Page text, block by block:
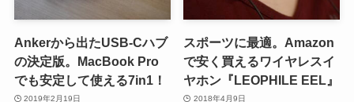
Ankerから出たUSB-Cハブ
の決定版。MacBook Pro
でも安定して使える7in1！
2019年2月19日
スポーツに最適。Amazon
で安く買えるワイヤレスイ
ヤホン『LEOPHILE EEL』
2018年4月9日